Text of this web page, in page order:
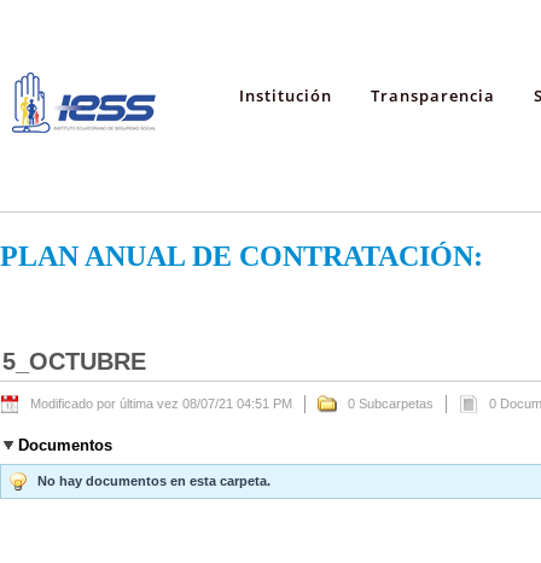
Institución Transparencia
PLAN ANUAL DE CONTRATACIÓN:
5_OCTUBRE
Modificado por última vez 08/07/21 04:51 PM 0 Subcarpetas 0
Documentos
No hay documentos en esta carpeta.